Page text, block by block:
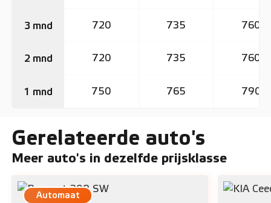
3 mnd
2 mnd
1 mnd
720 735 760
720 735 760
750 765 790
Gerelateerde auto's
Meer auto's in dezelfde prijsklasse
Automaat